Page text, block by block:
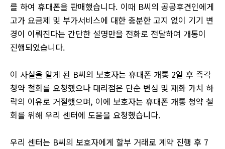
를 하여 휴대폰을 판매했습니다. 이때 B씨의 공공후견인에게
고가 요금제 및 부가서비스에 대한 충분한 고지 없이 기기 변
경이 이뤄진다는 간단한 설명만을 전화로 전달하여 개통이
진행되었습니다.
이 사실을 알게 된 B씨의 보호자는 휴대폰 개통 2일 후 즉각
청약 철회를 요청했으나 대리점은 단순 변심 및 재화 가치 하
락의 이유로 거절했으며, 이에 보호자는 휴대폰 개통 청약 철
회를 위해 우리 센터에 도움을 요청했습니다.
우리 센터는 B씨의 보호자에게 할부 거래로 계약 진행 후 7